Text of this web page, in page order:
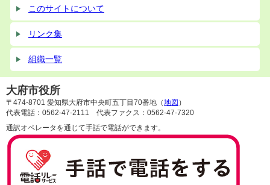
このサイトについて
リンク集
組織一覧
大府市役所
〒474-8701 愛知県大府市中央町五丁目70番地（地図 ）
代表電話：0562-47-2111 代表ファクス：0562-47-7320
通訳オペレータを通じて手話で電話ができます。